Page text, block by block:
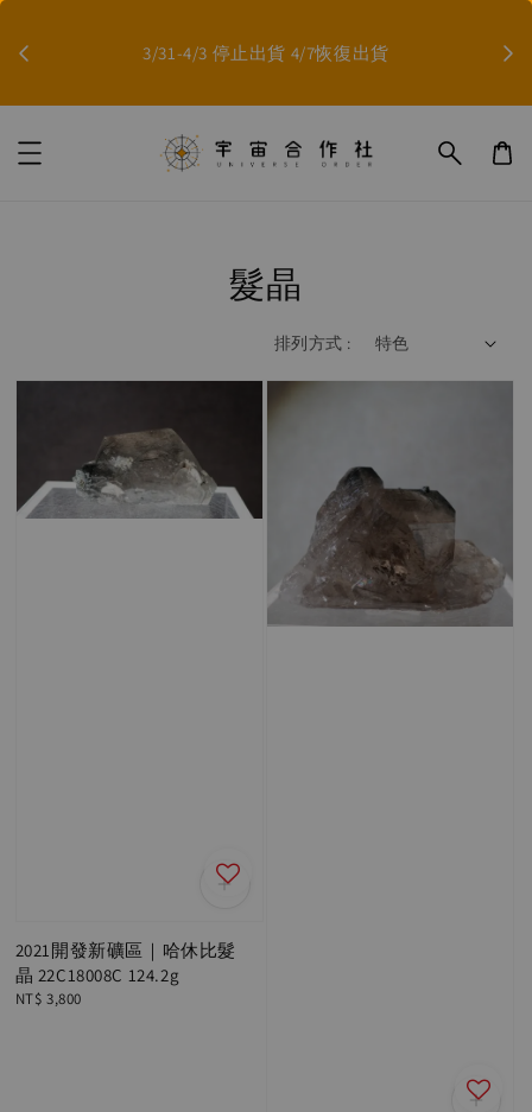
3/31-4/3 停止出貨 4/7恢復出貨
髮晶
排列方式 :
2021開發新礦區｜哈休比髮
晶 22C18008C 124.2g
Regular
NT$ 3,800